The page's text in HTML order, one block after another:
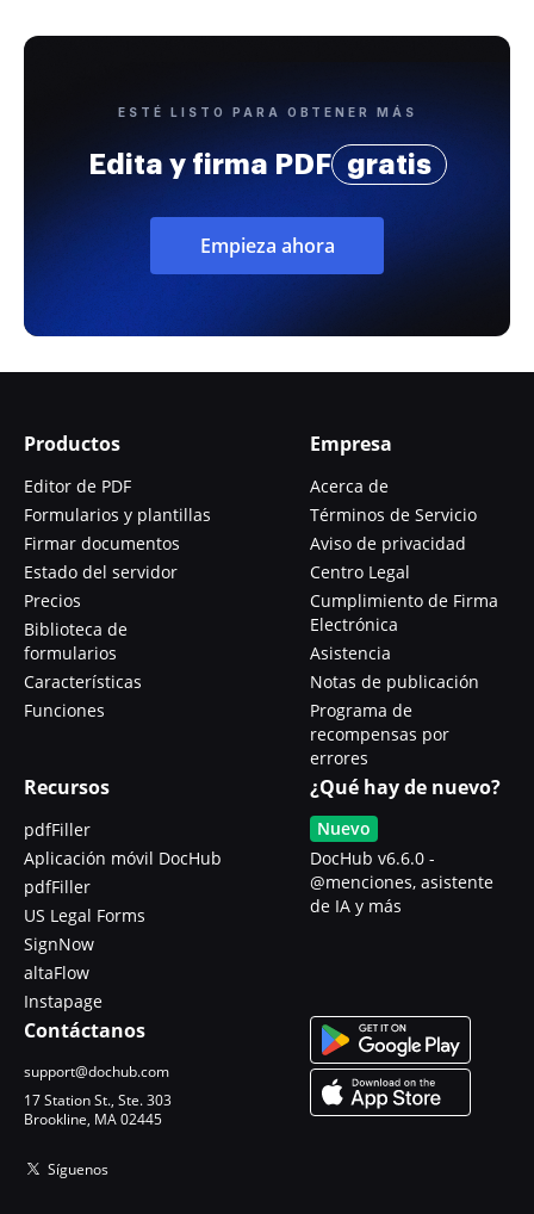
ESTÉ LISTO PARA OBTENER MÁS
Edita y firma PDF gratis
Empieza ahora
Productos
Editor de PDF
Formularios y plantillas
Firmar documentos
Estado del servidor
Precios
Biblioteca de
formularios
Características
Funciones
Empresa
Acerca de
Términos de Servicio
Aviso de privacidad
Centro Legal
Cumplimiento de Firma
Electrónica
Asistencia
Notas de publicación
Programa de
recompensas por
errores
Recursos
pdfFiller
Aplicación móvil DocHub
pdfFiller
US Legal Forms
SignNow
altaFlow
Instapage
¿Qué hay de nuevo?
Nuevo
DocHub v6.6.0 -
@menciones, asistente
de IA y más
Contáctanos
support@dochub.com
17 Station St., Ste. 303
Brookline, MA 02445
Síguenos